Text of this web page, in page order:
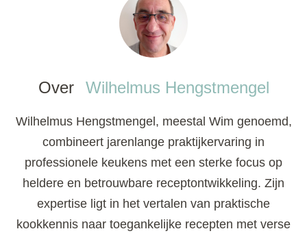
Over Wilhelmus Hengstmengel
Wilhelmus Hengstmengel, meestal Wim genoemd,
combineert jarenlange praktijkervaring in
professionele keukens met een sterke focus op
heldere en betrouwbare receptontwikkeling. Zijn
expertise ligt in het vertalen van praktische
kookkennis naar toegankelijke recepten met verse